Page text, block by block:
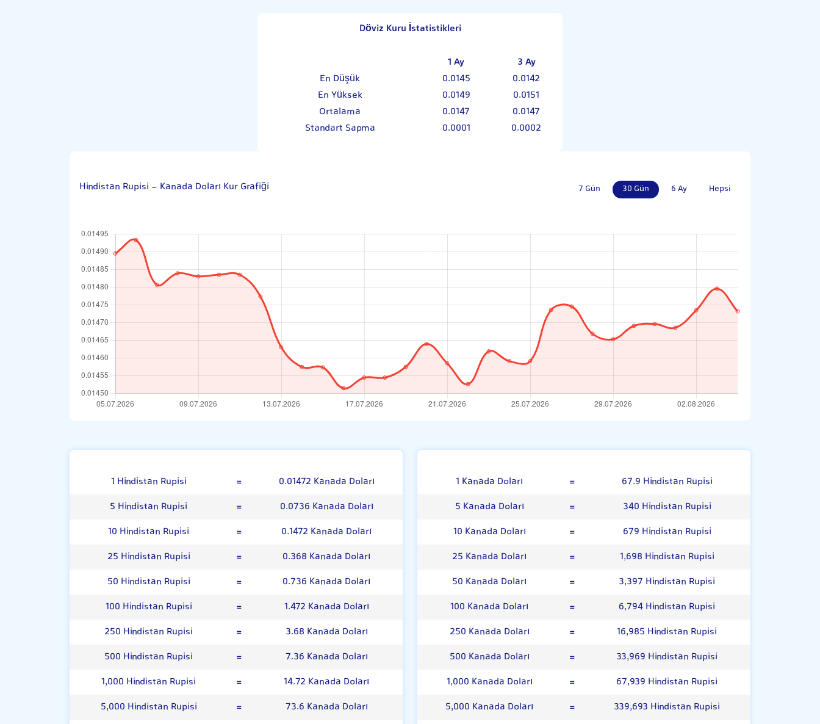
Döviz Kuru İstatistikleri
1 Ay
3 Ay
En Düşük
0.0145
0.0142
En Yüksek
0.0149
0.0151
Ortalama
0.0147
0.0147
Standart Sapma
0.0001 0.0002
Hindistan Rupisi - Kanada Doları Kur Grafiği 7 Gün 30 Gün 6 Ay Hepsi
1 Hindistan Rupisi =
0.01472 Kanada Doları
5 Hindistan Rupisi
=
0.0736 Kanada Doları
10 Hindistan Rupisi
=
0.1472 Kanada Doları
25 Hindistan Rupisi
=
0.368 Kanada Doları
50 Hindistan Rupisi
=
0.736 Kanada Doları
100 Hindistan Rupisi
=
1.472 Kanada Doları
250 Hindistan Rupisi
=
3.68 Kanada Doları
500 Hindistan Rupisi
=
7.36 Kanada Doları
1,000 Hindistan Rupisi
=
14.72 Kanada Doları
5,000 Hindistan Rupisi
=
73.6 Kanada Doları
1 Kanada Doları =
67.9 Hindistan Rupisi
5 Kanada Doları
=
340 Hindistan Rupisi
10 Kanada Doları
=
679 Hindistan Rupisi
25 Kanada Doları
=
1,698 Hindistan Rupisi
50 Kanada Doları
=
3,397 Hindistan Rupisi
100 Kanada Doları
=
6,794 Hindistan Rupisi
250 Kanada Doları
=
16,985 Hindistan Rupisi
500 Kanada Doları
=
33,969 Hindistan Rupisi
1,000 Kanada Doları
=
67,939 Hindistan Rupisi
5,000 Kanada Doları
=
339,693 Hindistan Rupisi